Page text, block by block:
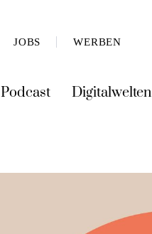
JOBS WERBEN
Podcast Digitalwelten